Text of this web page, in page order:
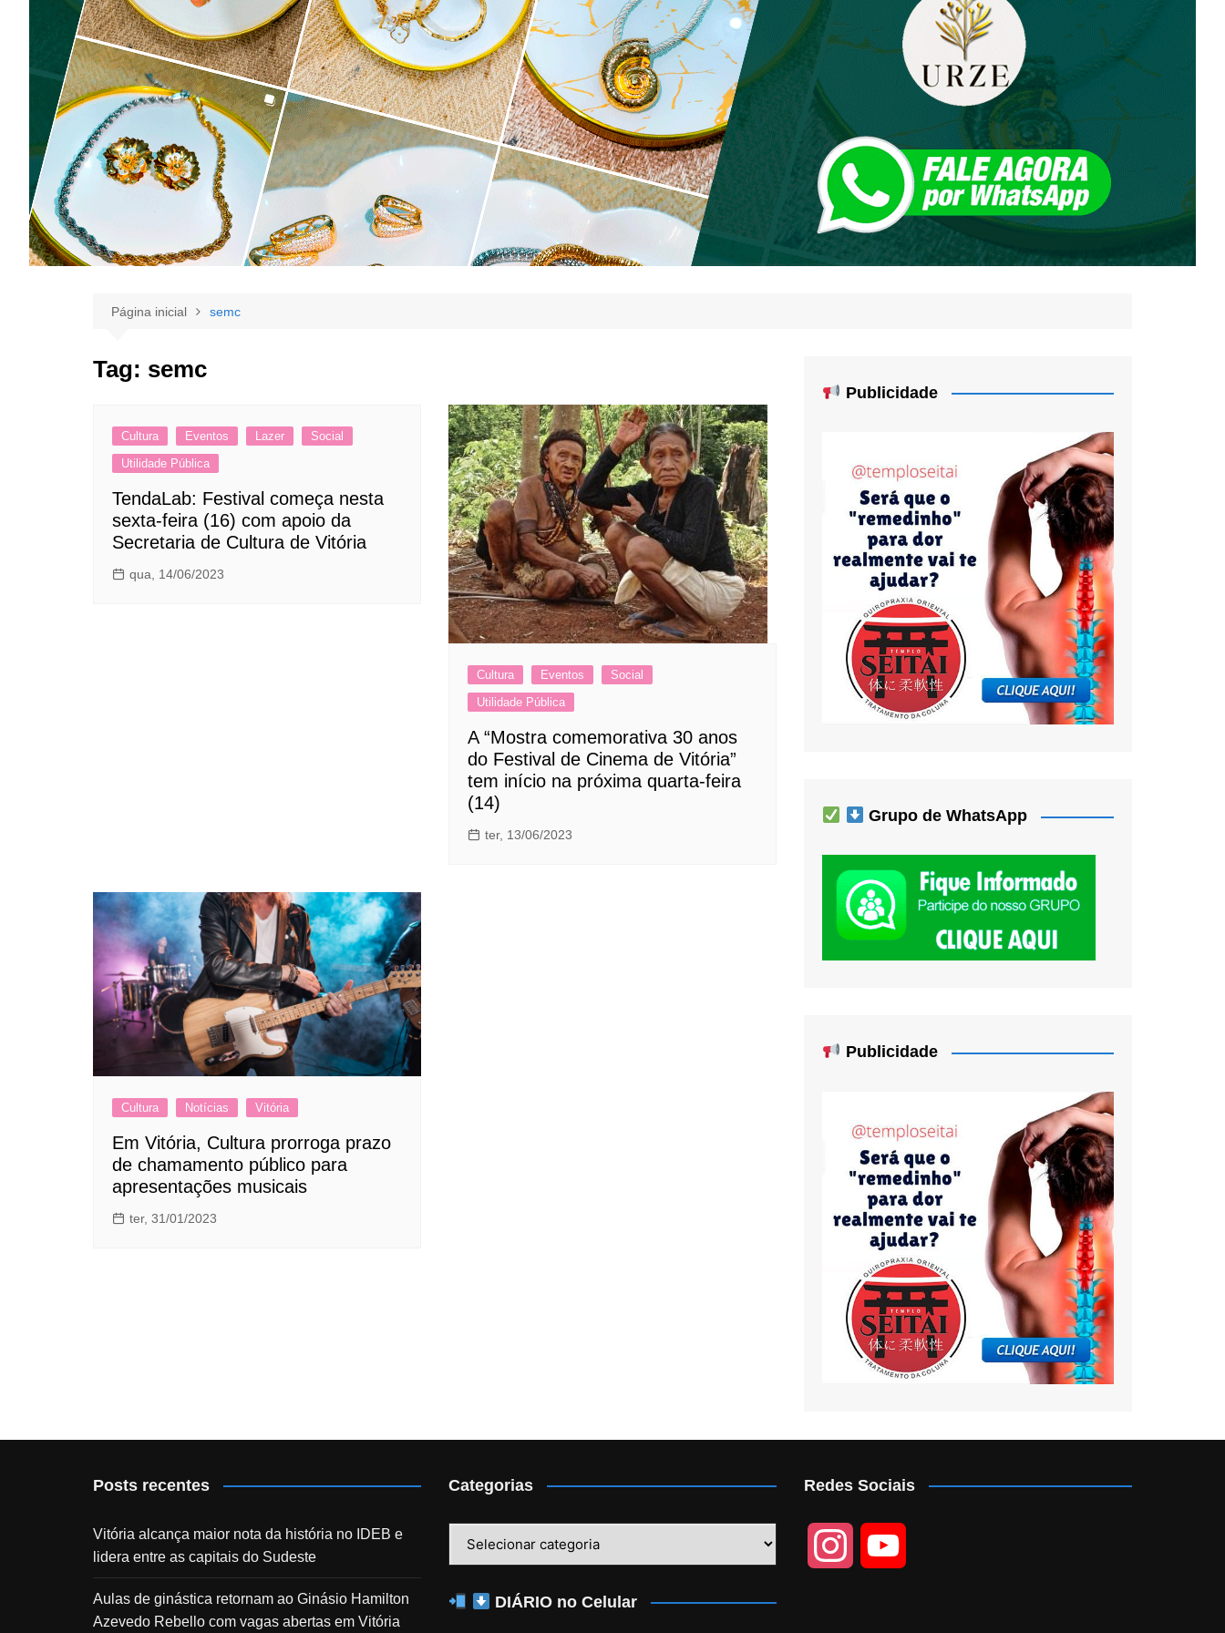
Página inicial semc
Tag: semc
Cultura Eventos Lazer
Social
Utilidade Pública
TendaLab: Festival começa nesta
sexta-feira (16) com apoio da
Secretaria de Cultura de Vitória
qua, 14/06/2023
Cultura Eventos
Social
Utilidade Pública
A “Mostra comemorativa 30 anos
do Festival de Cinema de Vitória”
tem início na próxima quarta-feira
(14)
ter, 13/06/2023
Cultura Notícias Vitória
Em Vitória, Cultura prorroga prazo
de chamamento público para
apresentações musicais
ter, 31/01/2023
Publicidade
Grupo de WhatsApp
Publicidade
Posts recentes
Vitória alcança maior nota da história no IDEB e
lidera entre as capitais do Sudeste
Aulas de ginástica retornam ao Ginásio Hamilton
Azevedo Rebello com vagas abertas em Vitória
Categorias
DIÁRIO no Celular
Redes Sociais